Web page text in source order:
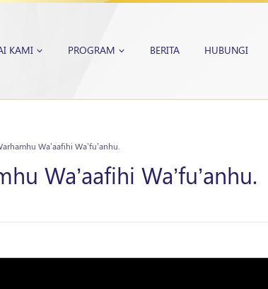
KAMI PROGRAM BERITA HUBUNGI
Wa’aafihi Wa’fu’anhu.
Wa’aafihi Wa’fu’anhu.